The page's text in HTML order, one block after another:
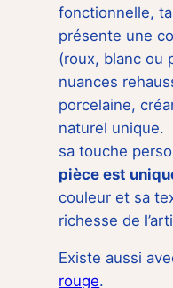
fonctionnelle,
présente une
(roux, blanc ou
nuances
porcelaine,
naturel unique.
sa touche
pièce est
couleur et sa
richesse de
Existe aussi
rouge.